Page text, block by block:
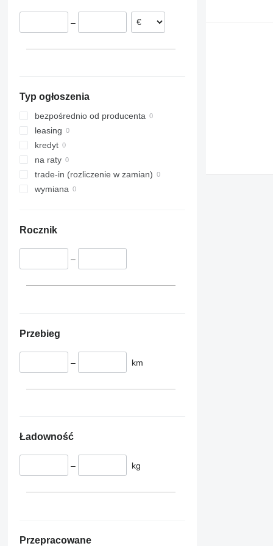
–
Typ ogłoszenia
bezpośrednio od producenta
leasing
kredyt
na raty
trade-in (rozliczenie w zamian)
wymiana
Rocznik
–
Przebieg
– km
Ładowność
– kg
Przepracowane